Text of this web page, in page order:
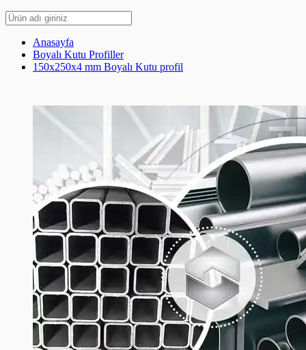
Anasayfa
Boyalı Kutu Profiller
150x250x4 mm Boyalı Kutu profil